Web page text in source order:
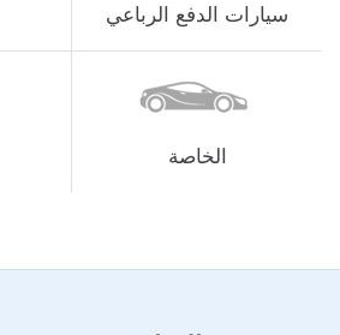
سيارات الدفع الرباعي
الخاصة